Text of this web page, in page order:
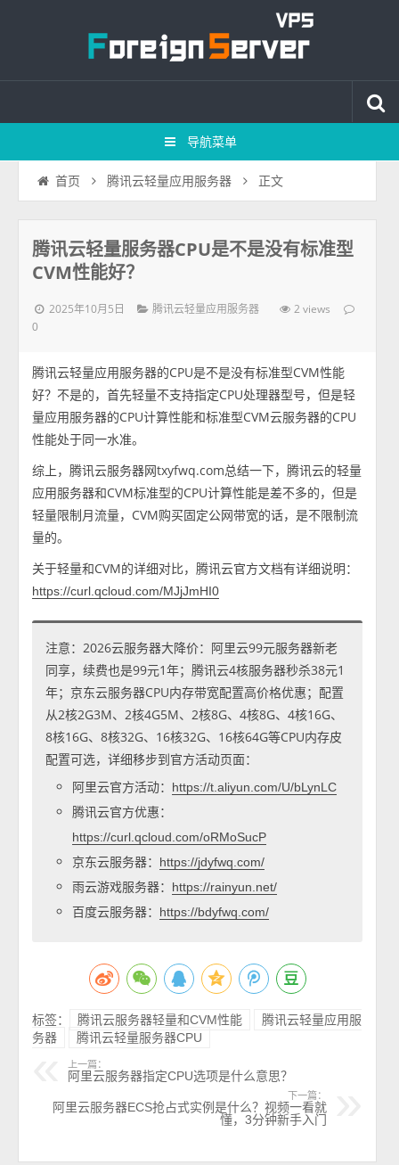
导航菜单
首页 腾讯云轻量应用服务器 正文
腾讯云轻量服务器CPU是不是没有标准型
CVM性能好？
2025年10月5日 腾讯云轻量应用服务器 2 views
0
腾讯云轻量应用服务器的CPU是不是没有标准型CVM性能
好？不是的，首先轻量不支持指定CPU处理器型号，但是轻
量应用服务器的CPU计算性能和标准型CVM云服务器的CPU
性能处于同一水准。
综上，腾讯云服务器网txyfwq.com总结一下，腾讯云的轻量
应用服务器和CVM标准型的CPU计算性能是差不多的，但是
轻量限制月流量，CVM购买固定公网带宽的话，是不限制流
量的。
关于轻量和CVM的详细对比，腾讯云官方文档有详细说明：
https://curl.qcloud.com/MJjJmHI0
注意：2026云服务器大降价：阿里云99元服务器新老
同享，续费也是99元1年；腾讯云4核服务器秒杀38元1
年；京东云服务器CPU内存带宽配置高价格优惠；配置
从2核2G3M、2核4G5M、2核8G、4核8G、4核16G、
8核16G、8核32G、16核32G、16核64G等CPU内存皮
配置可选，详细移步到官方活动页面：
阿里云官方活动：
https://t.aliyun.com/U/bLynLC
腾讯云官方优惠：
https://curl.qcloud.com/oRMoSucP
京东云服务器： https://jdyfwq.com/
雨云游戏服务器： https://rainyun.net/
百度云服务器： https://bdyfwq.com/
标签： 腾讯云服务器轻量和CVM性能
腾讯云轻量应用服
务器
腾讯云轻量服务器CPU
上一篇：
阿里云服务器指定CPU选项是什么意思？
下一篇：
阿里云服务器ECS抢占式实例是什么？视频一看就
懂，3分钟新手入门